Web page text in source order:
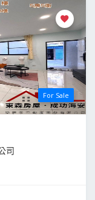
For Sale
司